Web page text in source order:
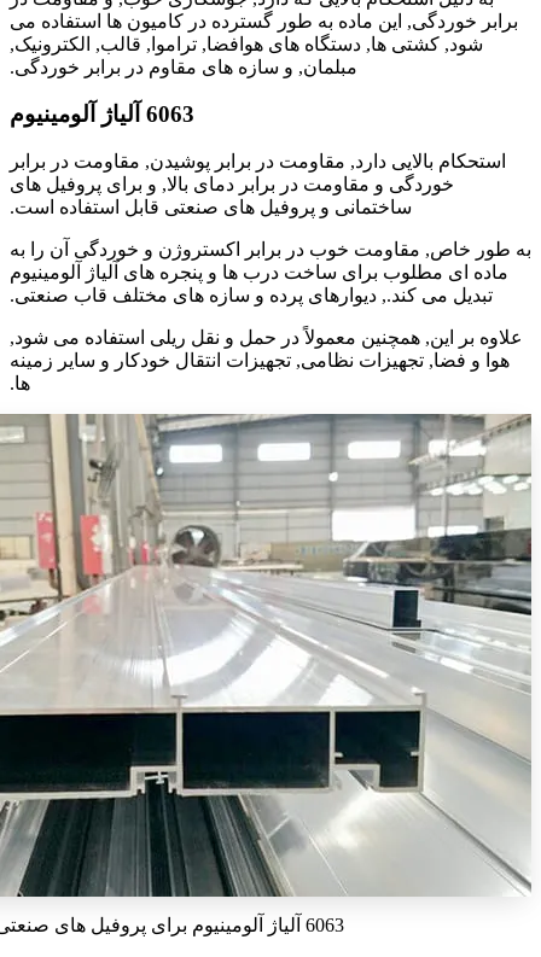
برابر خوردگی, این ماده به طور گسترده در کامیون ها استفاده می
شود, کشتی ها, دستگاه های هوافضا, تراموا, قالب, الکترونیک,
مبلمان, و سازه های مقاوم در برابر خوردگی.
6063 آلیاژ آلومینیوم
استحکام بالایی دارد, مقاومت در برابر پوشیدن, مقاومت در برابر
خوردگی و مقاومت در برابر دمای بالا, و برای پروفیل های
ساختمانی و پروفیل های صنعتی قابل استفاده است.
به طور خاص, مقاومت خوب در برابر اکستروژن و خوردگی آن را به
ماده ای مطلوب برای ساخت درب ها و پنجره های آلیاژ آلومینیوم
تبدیل می کند., دیوارهای پرده و سازه های مختلف قاب صنعتی.
علاوه بر این, همچنین معمولاً در حمل و نقل ریلی استفاده می شود,
هوا و فضا, تجهیزات نظامی, تجهیزات انتقال خودکار و سایر زمینه
ها.
6063 آلیاژ آلومینیوم برای پروفیل های صنعتی